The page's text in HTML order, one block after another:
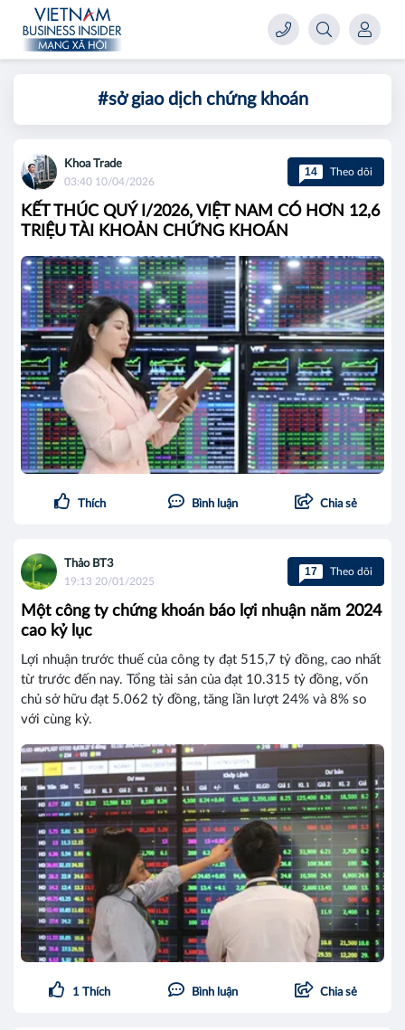
#sở giao dịch chứng khoán
Khoa Trade
03:40 10/04/2026
14 Theo dõi
KẾT THÚC QUÝ I/2026, VIỆT NAM CÓ HƠN 12,6
TRIỆU TÀI KHOẢN CHỨNG KHOÁN
Thích Bình luận Chia sẻ
Thảo BT3
19:13 20/01/2025
17 Theo dõi
Một công ty chứng khoán báo lợi nhuận năm 2024
cao kỷ lục
Lợi nhuận trước thuế của công ty đạt 515,7 tỷ đồng, cao nhất
từ trước đến nay. Tổng tài sản của đạt 10.315 tỷ đồng, vốn
chủ sở hữu đạt 5.062 tỷ đồng, tăng lần lượt 24% và 8% so
với cùng kỳ.
1 Thích Bình luận Chia sẻ